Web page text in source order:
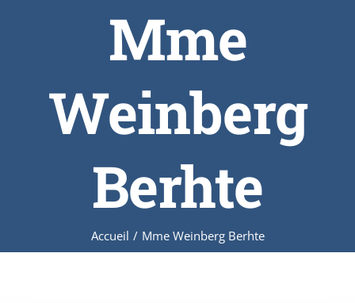
Mme
Weinberg
Berhte
Accueil / Mme Weinberg Berhte